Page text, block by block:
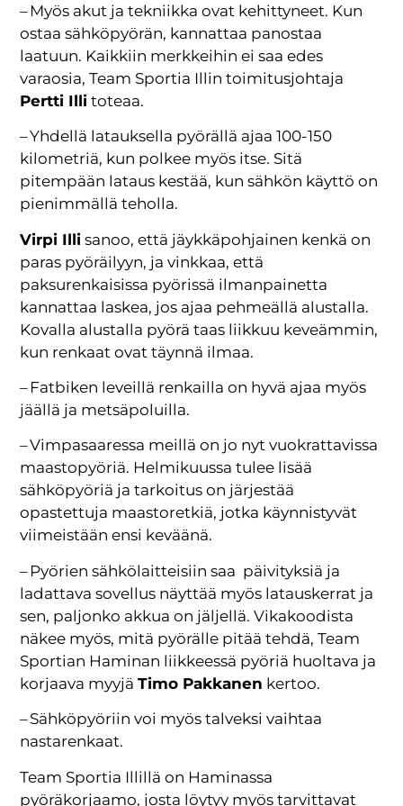
– Myös akut ja tekniikka ovat kehittyneet. Kun
ostaa sähköpyörän, kannattaa panostaa
laatuun. Kaikkiin merkkeihin ei saa edes
varaosia, Team Sportia Illin toimitusjohtaja
Pertti Illi toteaa.
– Yhdellä latauksella pyörällä ajaa 100-150
kilometriä, kun polkee myös itse. Sitä
pitempään lataus kestää, kun sähkön käyttö on
pienimmällä teholla.
Virpi Illi sanoo, että jäykkäpohjainen kenkä on
paras pyöräilyyn, ja vinkkaa, että
paksurenkaisissa pyörissä ilmanpainetta
kannattaa laskea, jos ajaa pehmeällä alustalla.
Kovalla alustalla pyörä taas liikkuu keveämmin,
kun renkaat ovat täynnä ilmaa.
– Fatbiken leveillä renkailla on hyvä ajaa myös
jäällä ja metsäpoluilla.
– Vimpasaaressa meillä on jo nyt vuokrattavissa
maastopyöriä. Helmikuussa tulee lisää
sähköpyöriä ja tarkoitus on järjestää
opastettuja maastoretkiä, jotka käynnistyvät
viimeistään ensi keväänä.
– Pyörien sähkölaitteisiin saa päivityksiä ja
ladattava sovellus näyttää myös latauskerrat ja
sen, paljonko akkua on jäljellä. Vikakoodista
näkee myös, mitä pyörälle pitää tehdä, Team
Sportian Haminan liikkeessä pyöriä huoltava ja
korjaava myyjäTimo Pakkanen kertoo.
– Sähköpyöriin voi myös talveksi vaihtaa
nastarenkaat.
Team Sportia Illillä on Haminassa
pyöräkorjaamo, josta löytyy myös tarvittavat